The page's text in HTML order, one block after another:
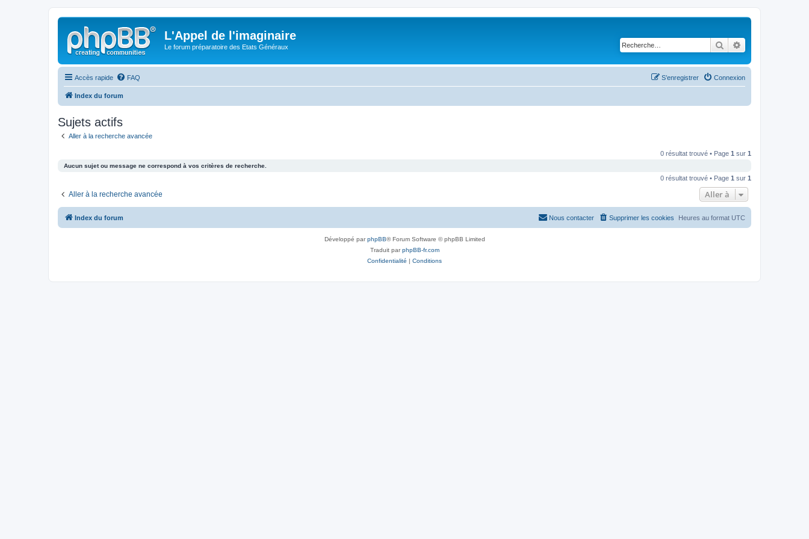
L'Appel de l'imaginaire
Le forum préparatoire des Etats Généraux Rechercher
Accès rapide FAQ Connexion
S’enregistrer
Index du forum
Sujets actifs
Aller à la recherche avancée
0 résultat trouvé • Page 1 sur 1
Aucun sujet ou message ne correspond à vos critères de recherche.
0 résultat trouvé • Page 1 sur 1
Aller à la recherche avancée Aller à
Index du forum Heures au format UTC
Supprimer les cookies
Nous contacter
Développé parphpBB® Forum Software © phpBB Limited
Traduit parphpBB-fr.com
Confidentialité | Conditions